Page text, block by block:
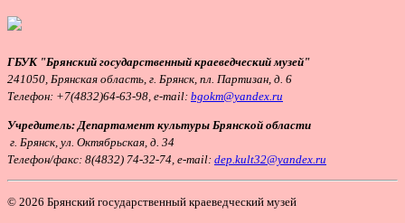
ГБУК "Брянский государственный краеведческий музей"
241050, Брянская область, г. Брянск, пл. Партизан, д. 6
Телефон: +7(4832)64-63-98, e-mail: bgokm@yandex.ru
Учредитель: Департамент культуры Брянской области
г. Брянск, ул. Октябрьская, д. 34
Телефон/факс: 8(4832) 74-32-74, e-mail: dep.kult32@yandex.ru
© 2026 Брянский государственный краеведческий музей